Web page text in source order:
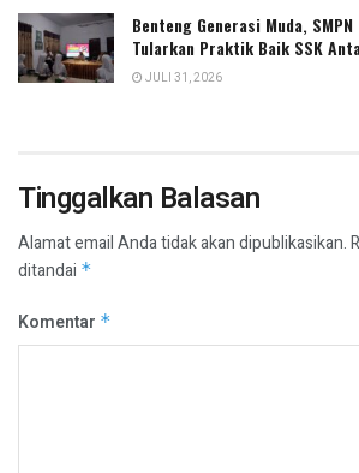
Benteng Generasi Muda,
Tularkan Praktik Baik SSK
JULI 31, 2026
Tinggalkan Balasan
Alamat email Anda tidak akan dipublikasikan.
ditandai *
Komentar *